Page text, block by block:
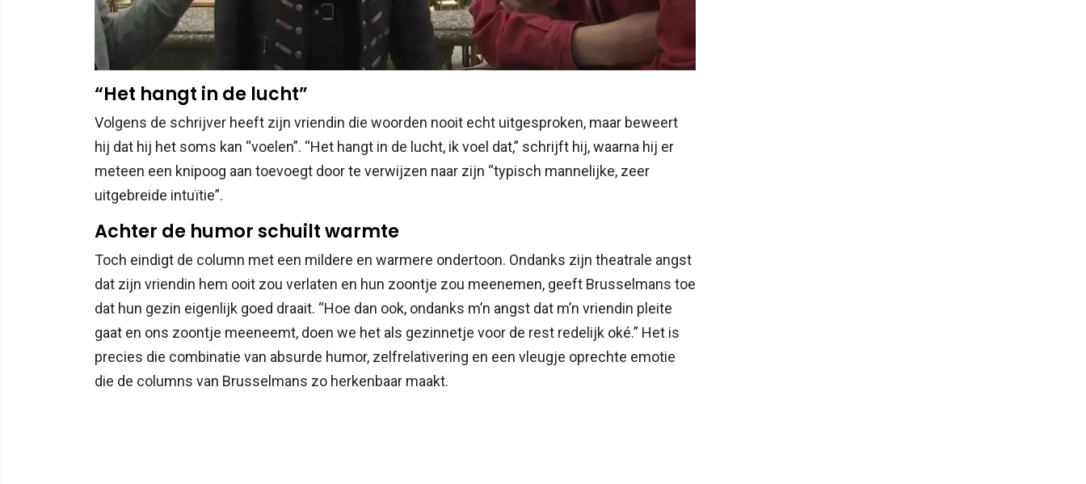
“Het hangt in de lucht”
Volgens de schrijver heeft zijn vriendin die woorden nooit echt uitgesproken, maar beweert
hij dat hij het soms kan “voelen”. “Het hangt in de lucht, ik voel dat,” schrijft hij, waarna hij er
meteen een knipoog aan toevoegt door te verwijzen naar zijn “typisch mannelijke, zeer
uitgebreide intuïtie”.
Achter de humor schuilt warmte
Toch eindigt de column met een mildere en warmere ondertoon. Ondanks zijn theatrale angst
dat zijn vriendin hem ooit zou verlaten en hun zoontje zou meenemen, geeft Brusselmans toe
dat hun gezin eigenlijk goed draait. “Hoe dan ook, ondanks m’n angst dat m’n vriendin pleite
gaat en ons zoontje meeneemt, doen we het als gezinnetje voor de rest redelijk oké.” Het is
precies die combinatie van absurde humor, zelfrelativering en een vleugje oprechte emotie
die de columns van Brusselmans zo herkenbaar maakt.